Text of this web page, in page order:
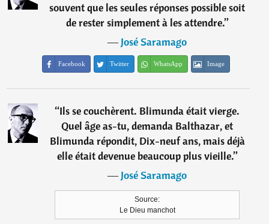
souvent que les seules réponses possible soit
de rester simplement à les attendre.”
―José Saramago
Facebook Twitter WhatsApp Image
“Ils se couchèrent. Blimunda était vierge.
Quel âge as-tu, demanda Balthazar, et
Blimunda répondit, Dix-neuf ans, mais déjà
elle était devenue beaucoup plus vieille.”
―José Saramago
Source:
Le Dieu manchot